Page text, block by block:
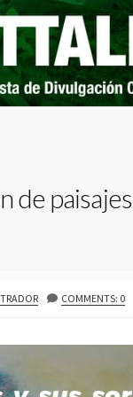
de paisajes
COMMENTS: 0